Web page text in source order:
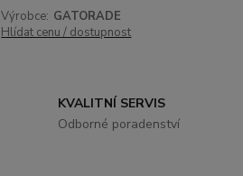
Výrobce: GATORADE
Hlídat cenu / dostupnost
KVALITNÍ SERVIS
Odborné poradenství